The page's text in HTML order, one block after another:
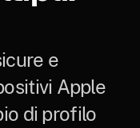
e
Apple
di profilo